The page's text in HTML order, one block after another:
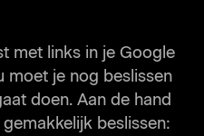
met links in je Google
moet je nog beslissen
doen. Aan de hand
beslissen: